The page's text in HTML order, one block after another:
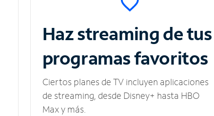
Haz streaming de tus
programas favoritos
Ciertos planes de TV incluyen aplicaciones
de streaming, desde Disney+ hasta HBO
Max y más.